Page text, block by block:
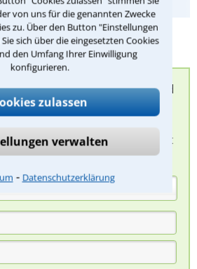
von uns für die genannten Zwecke
zu. Über den Button "Einstellungen
sich über die eingesetzten Cookies
den Umfang Ihrer Einwilligung
konfigurieren.
zulassen
verwalten
⁃ Datenschutzerklärung
Beratungsanfrage
Fall schildern. Anschließend
Rechtsanwälte bei
weitere Vorgehen
durch einen Anwalt